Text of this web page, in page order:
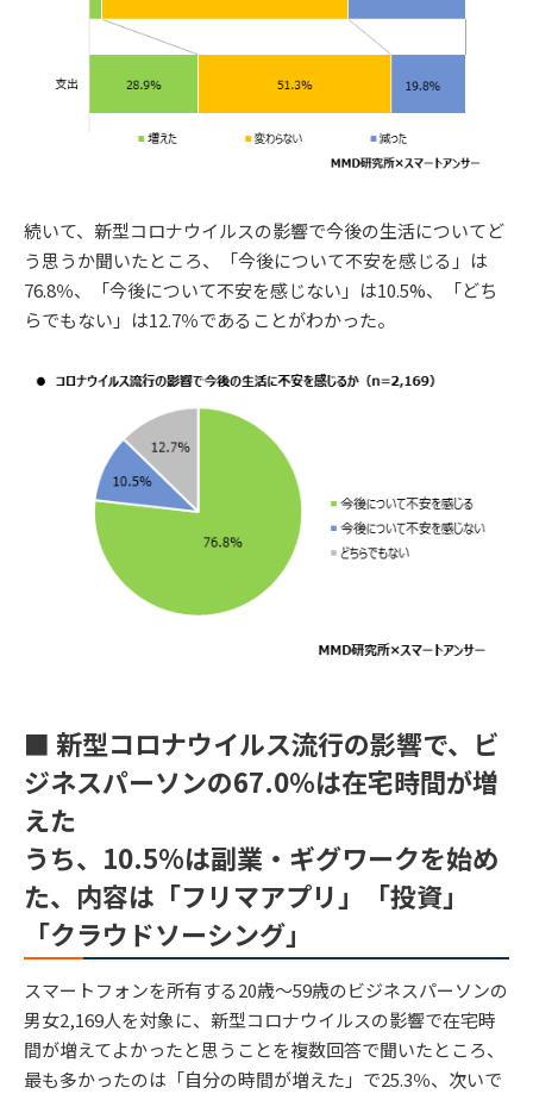
続いて、新型コロナウイルスの影響で今後の生活についてど
う思うか聞いたところ、「今後について不安を感じる」は
76.8％、「今後について不安を感じない」は10.5%、「どち
らでもない」は12.7％であることがわかった。
■ 新型コロナウイルス流行の影響で、ビ
ジネスパーソンの67.0％は在宅時間が増
えた
うち、10.5%は副業・ギグワークを始め
た、内容は「フリマアプリ」「投資」
「クラウドソーシング」
スマートフォンを所有する20歳～59歳のビジネスパーソンの
男女2,169人を対象に、新型コロナウイルスの影響で在宅時
間が増えてよかったと思うことを複数回答で聞いたところ、
最も多かったのは「自分の時間が増えた」で25.3％、次いで